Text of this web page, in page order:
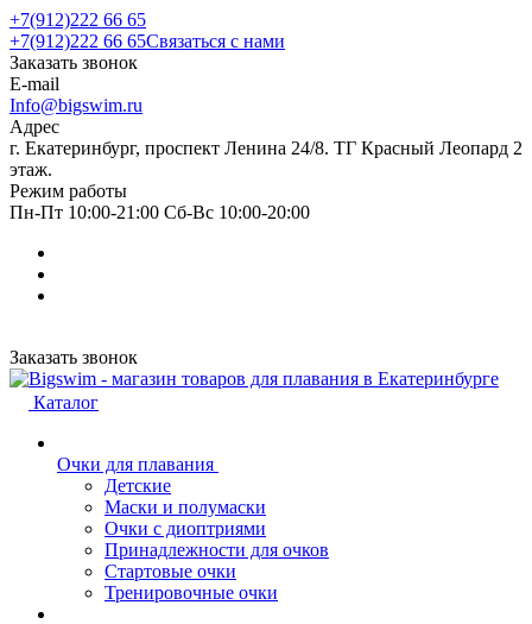
+7(912)222 66 65
+7(912)222 66 65Связаться с нами
Заказать звонок
E-mail
Info@bigswim.ru
Адрес
г. Екатеринбург, проспект Ленина 24/8. ТГ Красный Леопард 2
этаж.
Режим работы
Пн-Пт 10:00-21:00 Сб-Вс 10:00-20:00
Заказать звонок
Каталог
Очки для плавания
Детские
Маски и полумаски
Очки с диоптриями
Принадлежности для очков
Стартовые очки
Тренировочные очки